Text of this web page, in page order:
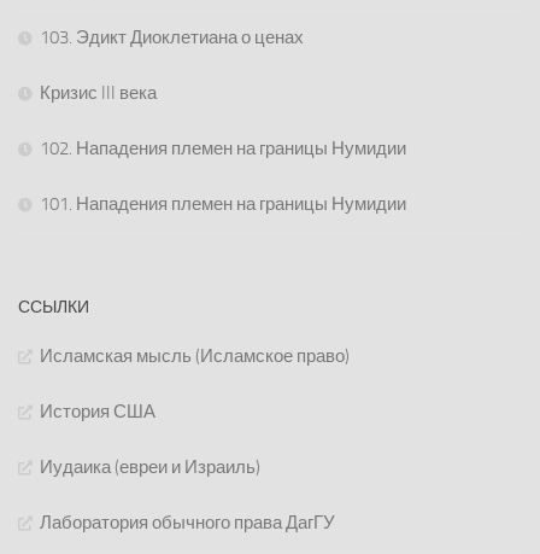
103. Эдикт Диоклетиана о ценах
Кризис III века
102. Нападения племен на границы Нумидии
101. Нападения племен на границы Нумидии
ССЫЛКИ
Исламская мысль (Исламское право)
История США
Иудаика (евреи и Израиль)
Лаборатория обычного права ДагГУ